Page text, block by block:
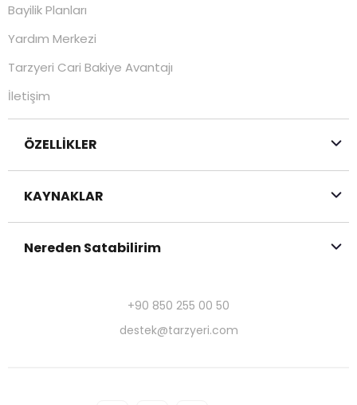
Bayilik Planları
Yardım Merkezi
Tarzyeri Cari Bakiye Avantajı
İletişim
ÖZELLİKLER
KAYNAKLAR
Nereden Satabilirim
+90 850 255 00 50
destek@tarzyeri.com